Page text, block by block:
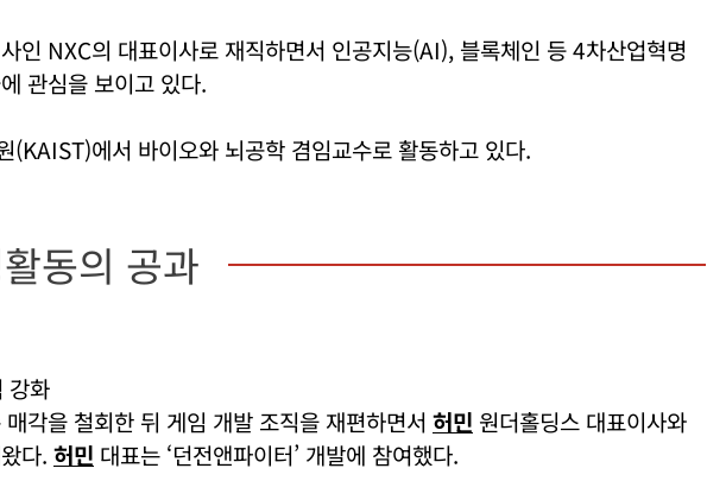
인 NXC의 대표이사로 재직하면서 인공지능(AI), 블록체인 등 4차산업혁명
관심을 보이고 있다.
(KAIST)에서 바이오와 뇌공학 겸임교수로 활동하고 있다.
동의 공과
강화
각을 철회한 뒤 게임 개발 조직을 재편하면서 허민 원더홀딩스 대표이사와
다. 허민 대표는 ‘던전앤파이터’ 개발에 참여했다.